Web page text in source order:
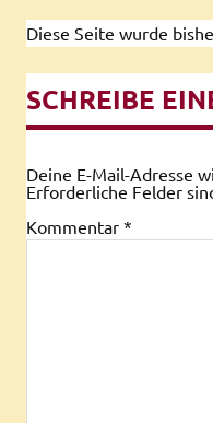
Diese Seite wurde
SCHREIBE
Deine E-Mail-Adresse
Erforderliche Felder
Kommentar *